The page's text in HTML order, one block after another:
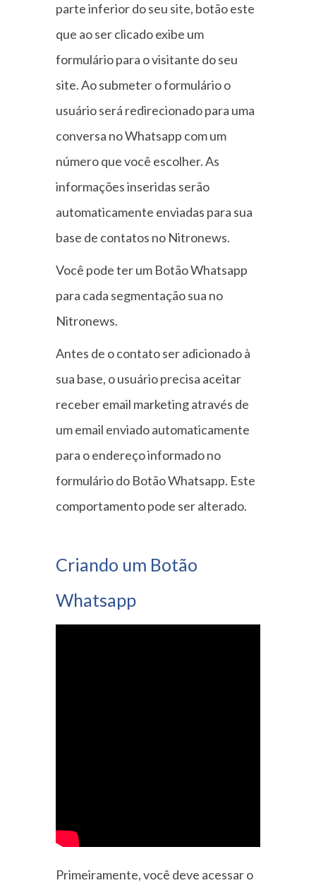
parte inferior do seu site, botão este
que ao ser clicado exibe um
formulário para o visitante do seu
site. Ao submeter o formulário o
usuário será redirecionado para uma
conversa no Whatsapp com um
número que você escolher. As
informações inseridas serão
automaticamente enviadas para sua
base de contatos no Nitronews.
Você pode ter um Botão Whatsapp
para cada segmentação sua no
Nitronews.
Antes de o contato ser adicionado à
sua base, o usuário precisa aceitar
receber email marketing através de
um email enviado automaticamente
para o endereço informado no
formulário do Botão Whatsapp. Este
comportamento pode ser alterado.
Criando um Botão
Whatsapp
Primeiramente, você deve acessar o